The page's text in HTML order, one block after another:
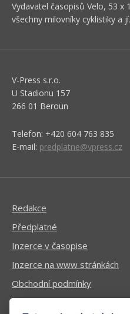
Vydavatel časopisů Velo, 53 x
všechny milovníky cyklistiky a
V-Press s.r.o.
U Stadionu 157
266 01 Beroun
Telefon: +420 604 763 835
E-mail: predplatne@vpress.cz
Redakce
Předplatné
Inzerce v časopise
Inzerce na www stránkách
Obchodní podmínky
Ochrana osobních údajů